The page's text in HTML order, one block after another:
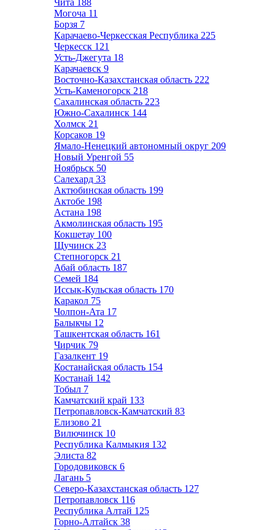
Чита 188
Могоча 11
Борзя 7
Карачаево-Черкесская Республика 225
Черкесск 121
Усть-Джегута 18
Карачаевск 9
Восточно-Казахстанская область 222
Усть-Каменогорск 218
Сахалинская область 223
Южно-Сахалинск 144
Холмск 21
Корсаков 19
Ямало-Ненецкий автономный округ 209
Новый Уренгой 55
Ноябрьск 50
Салехард 33
Актюбинская область 199
Актобе 198
Астана 198
Акмолинская область 195
Кокшетау 100
Щучинск 23
Степногорск 21
Абай область 187
Семей 184
Иссык-Кульская область 170
Каракол 75
Чолпон-Ата 17
Балыкчы 12
Ташкентская область 161
Чирчик 79
Газалкент 19
Костанайская область 154
Костанай 142
Тобыл 7
Камчатский край 133
Петропавловск-Камчатский 83
Елизово 21
Вилючинск 10
Республика Калмыкия 132
Элиста 82
Городовиковск 6
Лагань 5
Северо-Казахстанская область 127
Петропавловск 116
Республика Алтай 125
Горно-Алтайск 38